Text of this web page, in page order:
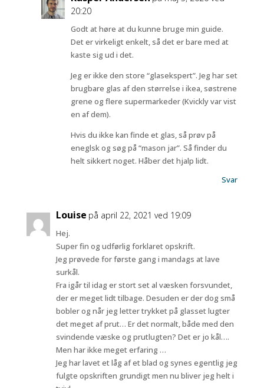
20:20
Godt at høre at du kunne bruge min guide.
Det er virkeligt enkelt, så det er bare med at
kaste sig ud i det.
Jeg er ikke den store “glasekspert”. Jeg har set
brugbare glas af den størrelse i ikea, søstrene
grene og flere supermarkeder (Kvickly var vist
en af dem).
Hvis du ikke kan finde et glas, så prøv på
eneglsk og søg på “mason jar”. Så finder du
helt sikkert noget. Håber det hjalp lidt.
Svar
Louise på april 22, 2021 ved 19:09
Hej.
Super fin og udførlig forklaret opskrift.
Jeg prøvede for første gang i mandags at lave
surkål.
Fra igår til idag er stort set al væsken forsvundet,
der er meget lidt tilbage. Desuden er der dog små
bobler og når jeg letter trykket på glasset lugter
det meget af prut… Er det normalt, både med den
svindende væske og prutlugten? Det er jo kål….
Men har ikke meget erfaring …
Jeg har lavet et låg af et blad og synes egentlig jeg
fulgte opskriften grundigt men nu bliver jeg helt i